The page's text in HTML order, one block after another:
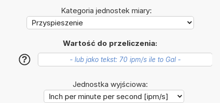
Kategoria jednostek miary:
Wartość do przeliczenia:
?
Jednostka wyjściowa: